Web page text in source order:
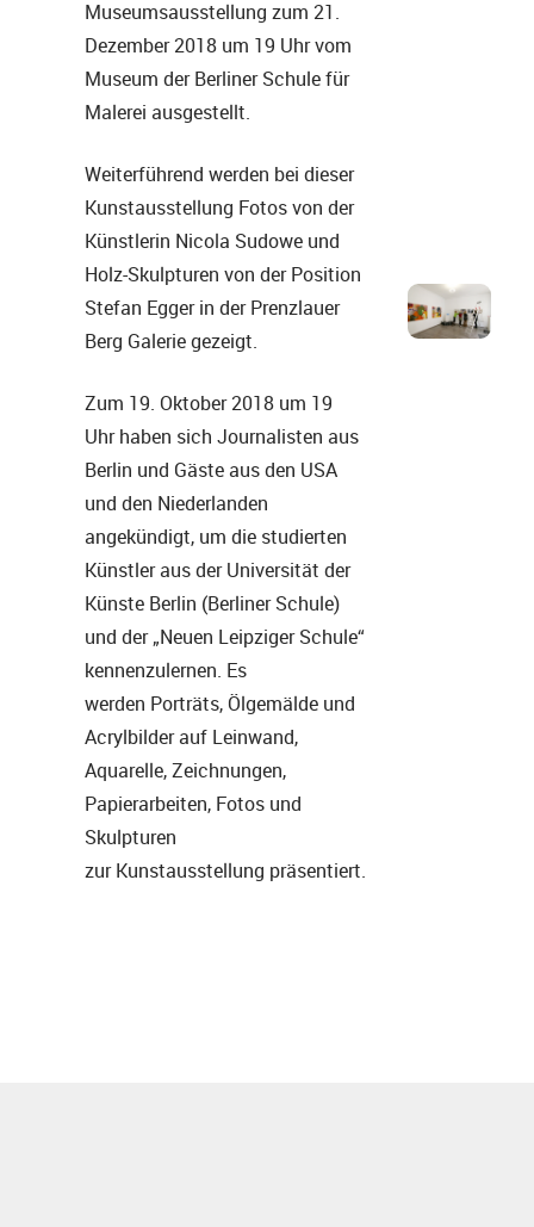
Museumsausstellung zum 21.
Dezember 2018 um 19 Uhr vom
Museum der Berliner Schule für
Malerei ausgestellt.
Weiterführend werden bei dieser
Kunstausstellung Fotos von der
Künstlerin Nicola Sudowe und
Holz-Skulpturen von der Position
Stefan Egger in der Prenzlauer
Berg Galerie gezeigt.
Zum 19. Oktober 2018 um 19
Uhr haben sich Journalisten aus
Berlin und Gäste aus den USA
und den Niederlanden
angekündigt, um die studierten
Künstler aus der Universität der
Künste Berlin (Berliner Schule)
und der „Neuen Leipziger Schule“
kennenzulernen. Es
werden Porträts, Ölgemälde und
Acrylbilder auf Leinwand,
Aquarelle, Zeichnungen,
Papierarbeiten, Fotos und
Skulpturen
zur Kunstausstellung präsentiert.